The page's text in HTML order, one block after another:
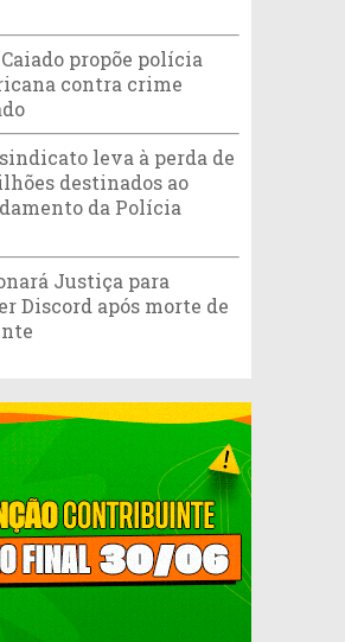
propõe polícia
contra crime
leva à perda de
destinados ao
da Polícia
Justiça para
Discord após morte de